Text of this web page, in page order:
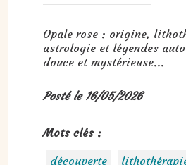
Opale rose : origine,
astrologie et légendes
douce et mystérieuse...
Posté le 16/05/2026
Mots clés :
découverte